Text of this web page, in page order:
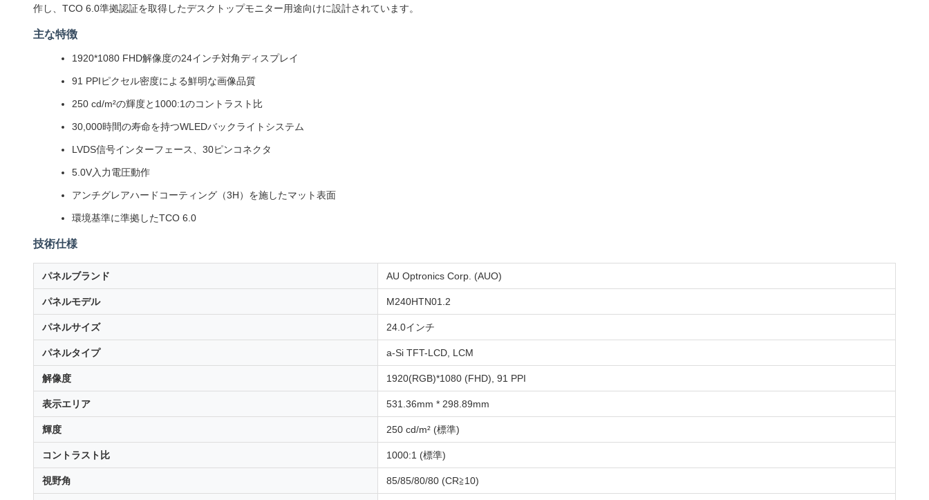
作し、TCO 6.0準拠認証を取得したデスクトップモニター用途向けに設計されています。
主な特徴
1920*1080 FHD解像度の24インチ対角ディスプレイ
91 PPIピクセル密度による鮮明な画像品質
250 cd/m²の輝度と1000:1のコントラスト比
30,000時間の寿命を持つWLEDバックライトシステム
LVDS信号インターフェース、30ピンコネクタ
5.0V入力電圧動作
アンチグレアハードコーティング（3H）を施したマット表面
環境基準に準拠したTCO 6.0
技術仕様
パネルブランド AU Optronics Corp. (AUO)
パネルモデル M240HTN01.2
パネルサイズ 24.0インチ
パネルタイプ a-Si TFT-LCD, LCM
解像度 1920(RGB)*1080 (FHD), 91 PPI
表示エリア 531.36mm * 298.89mm
輝度 250 cd/m² (標準)
コントラスト比 1000:1 (標準)
視野角 85/85/80/80 (CR≧10)